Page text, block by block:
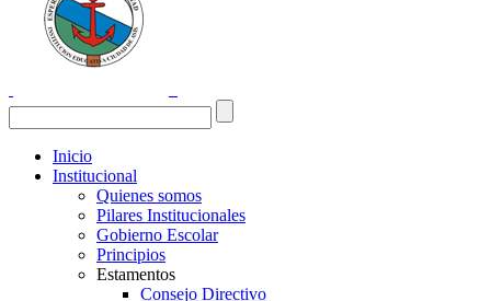
Inicio
Institucional
Quienes somos
Pilares Institucionales
Gobierno Escolar
Principios
Estamentos
Consejo Directivo